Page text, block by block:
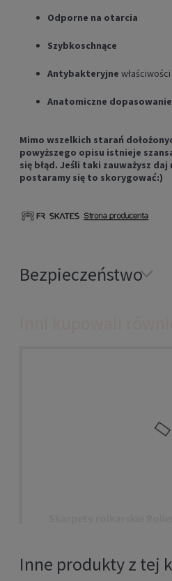
Odporne na otarcia
Szybkoschnące
Antybakteryjne właściwości
Anatomiczne dopasowanie
Mimo wszelkich starań
powyższego opisu istnieje
się błąd. Jeśli taki zauważysz daj
postaramy się to skorygować:)
Bezpieczeństwo
69,00 zł
Inne produkty z tej